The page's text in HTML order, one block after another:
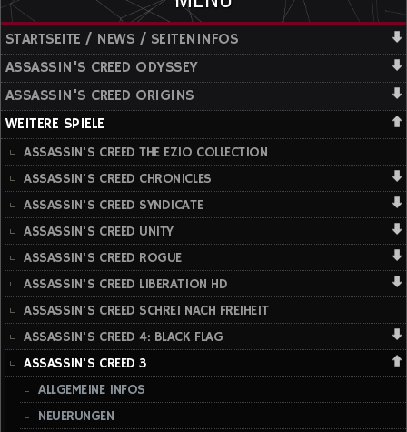
STARTSEITE / NEWS / SEITENINFOS
ASSASSIN'S CREED ODYSSEY
ASSASSIN'S CREED ORIGINS
WEITERE SPIELE
ASSASSIN'S CREED THE EZIO COLLECTION
ASSASSIN'S CREED CHRONICLES
ASSASSIN'S CREED SYNDICATE
ASSASSIN'S CREED UNITY
ASSASSIN'S CREED ROGUE
ASSASSIN'S CREED LIBERATION HD
ASSASSIN'S CREED SCHREI NACH FREIHEIT
ASSASSIN'S CREED 4: BLACK FLAG
ASSASSIN'S CREED 3
ALLGEMEINE INFOS
NEUERUNGEN